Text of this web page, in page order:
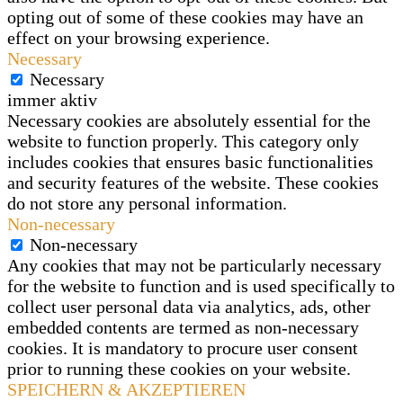
opting out of some of these cookies may have an
effect on your browsing experience.
Necessary
Necessary
immer aktiv
Necessary cookies are absolutely essential for the
website to function properly. This category only
includes cookies that ensures basic functionalities
and security features of the website. These cookies
do not store any personal information.
Non-necessary
Non-necessary
Any cookies that may not be particularly necessary
for the website to function and is used specifically to
collect user personal data via analytics, ads, other
embedded contents are termed as non-necessary
cookies. It is mandatory to procure user consent
prior to running these cookies on your website.
SPEICHERN & AKZEPTIEREN